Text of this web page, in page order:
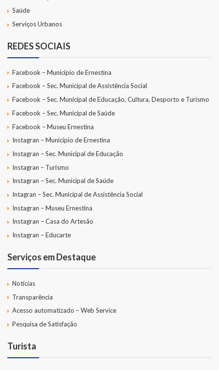
Saúde
Serviços Urbanos
REDES SOCIAIS
Facebook – Município de Ernestina
Facebook – Sec. Municipal de Assistência Social
Facebook – Sec. Municipal de Educação, Cultura, Desporto e Turismo
Facebook – Sec. Municipal de Saúde
Facebook – Museu Ernestina
Instagran – Município de Ernestina
Instagran – Sec. Municipal de Educação
Instagran – Turismo
Instagran – Sec. Municipal de Saúde
Intagran – Sec. Municipal de Assistência Social
Instagran – Museu Ernestina
Instagran – Casa do Artesão
Instagran – Educarte
Serviços em Destaque
Notícias
Transparência
Acesso automatizado – Web Service
Pesquisa de Satisfação
Turista